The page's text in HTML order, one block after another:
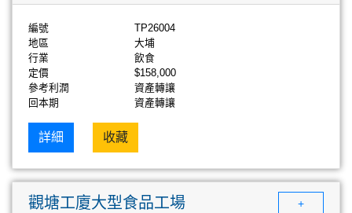
編號
TP26004
地區
大埔
行業
飲食
定價
$158,000
參考利潤
資產轉讓
回本期
資產轉讓
詳細 收藏
觀塘工廈大型食品工場 +